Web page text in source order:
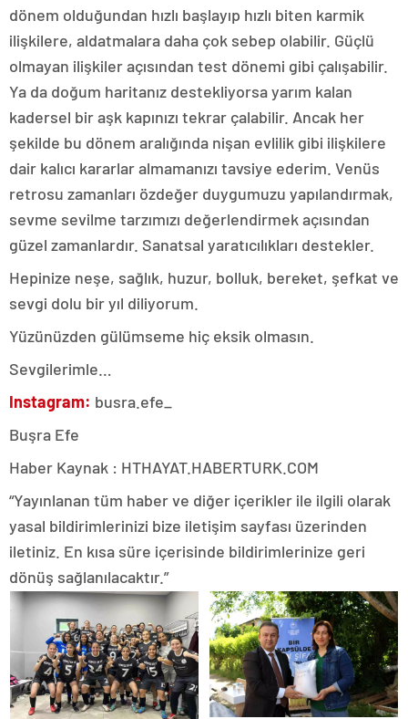
dönem olduğundan hızlı başlayıp hızlı biten karmik
ilişkilere, aldatmalara daha çok sebep olabilir. Güçlü
olmayan ilişkiler açısından test dönemi gibi çalışabilir.
Ya da doğum haritanız destekliyorsa yarım kalan
kadersel bir aşk kapınızı tekrar çalabilir. Ancak her
şekilde bu dönem aralığında nişan evlilik gibi ilişkilere
dair kalıcı kararlar almamanızı tavsiye ederim. Venüs
retrosu zamanları özdeğer duygumuzu yapılandırmak,
sevme sevilme tarzımızı değerlendirmek açısından
güzel zamanlardır. Sanatsal yaratıcılıkları destekler.
Hepinize neşe, sağlık, huzur, bolluk, bereket, şefkat ve
sevgi dolu bir yıl diliyorum.
Yüzünüzden gülümseme hiç eksik olmasın.
Sevgilerimle…
Instagram: busra.efe_
Buşra Efe
Haber Kaynak : HTHAYAT.HABERTURK.COM
“Yayınlanan tüm haber ve diğer içerikler ile ilgili olarak
yasal bildirimlerinizi bize iletişim sayfası üzerinden
iletiniz. En kısa süre içerisinde bildirimlerinize geri
dönüş sağlanılacaktır.”